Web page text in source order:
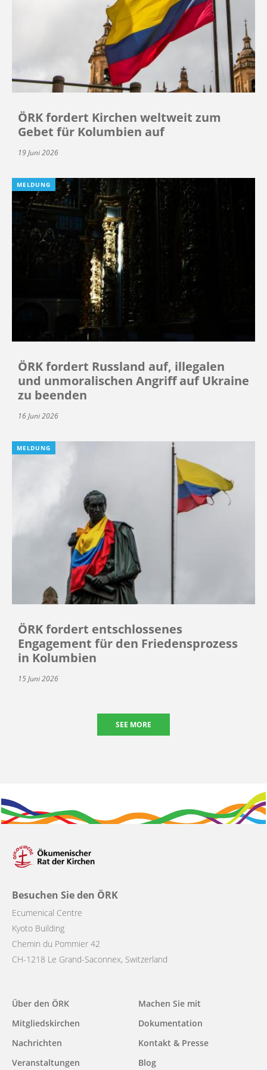
ÖRK fordert Kirchen weltweit zum
Gebet für Kolumbien auf
19 Juni 2026
MELDUNG
ÖRK fordert Russland auf, illegalen
und unmoralischen Angriff auf Ukraine
zu beenden
16 Juni 2026
MELDUNG
ÖRK fordert entschlossenes
Engagement für den Friedensprozess
in Kolumbien
15 Juni 2026
SEE MORE
Besuchen Sie den ÖRK
Ecumenical Centre
Kyoto Building
Chemin du Pommier 42
CH-1218 Le Grand-Saconnex, Switzerland
Main
navigation
Über den ÖRK
Mitgliedskirchen
Nachrichten
Veranstaltungen
Machen Sie mit
Dokumentation
Kontakt & Presse
Blog